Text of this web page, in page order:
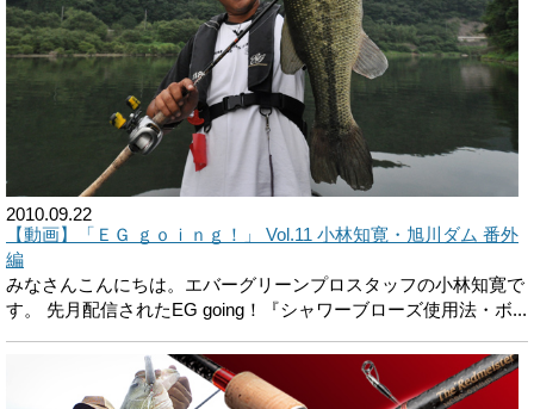
2010.09.22
【動画】「ＥＧ ｇｏｉｎｇ！」 Vol.11 小林知寛・旭川ダム 番外
編
みなさんこんにちは。エバーグリーンプロスタッフの小林知寛で
す。 先月配信されたEG going！『シャワーブローズ使用法・ボ...